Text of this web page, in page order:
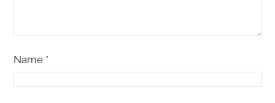
Name *